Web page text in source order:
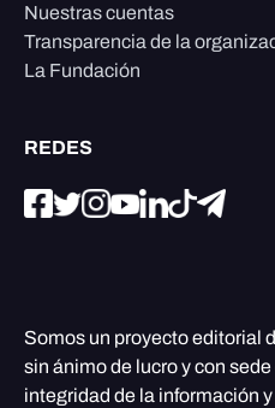
Nuestras cuentas
Transparencia de la
La Fundación
REDES
Somos un proyecto editorial
sin ánimo de lucro y con
integridad de la información